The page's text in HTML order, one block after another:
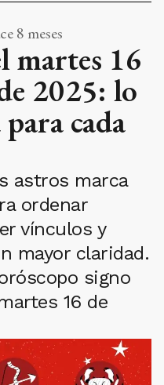
8 meses
martes 16
2025: lo
cada
astros marca
ordenar
vínculos y
mayor claridad.
signo
16 de